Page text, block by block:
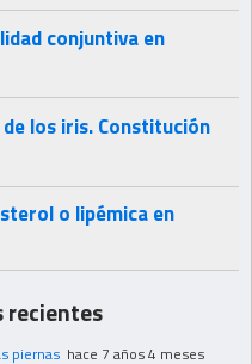
conjuntiva en
los iris. Constitución
o lipémica en
recientes
piernas hace 7 años 4 meses